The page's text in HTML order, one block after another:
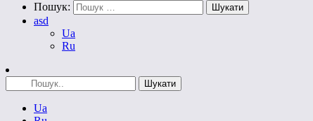
Пошук:
asd
Ua
Ru
Ua